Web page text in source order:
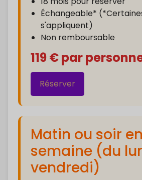
Échangeable*
s'appliquent)
Non remboursable
119 € par
Réserver
Matin ou soir en
semaine (du
vendredi)